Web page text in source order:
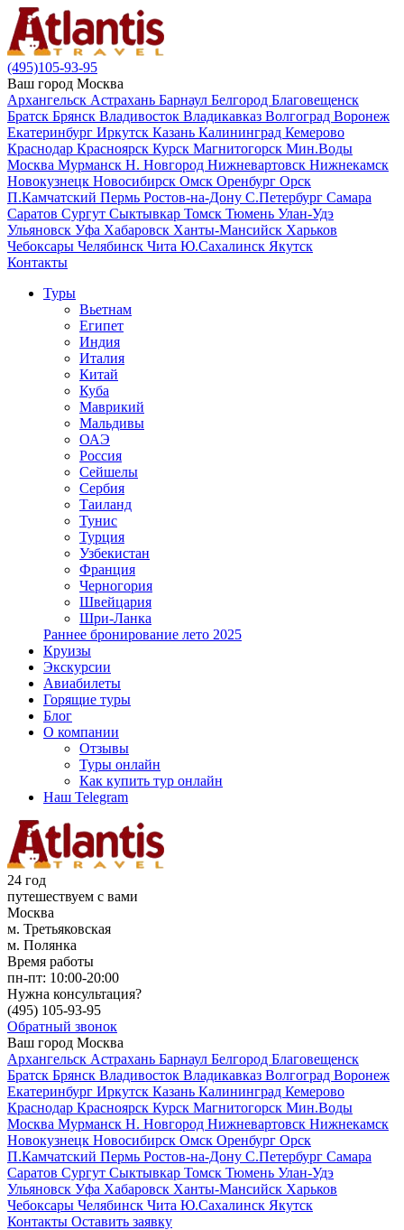
(495)105-93-95
Ваш город Москва
Архангельск Астрахань Барнаул Белгород Благовещенск
Братск Брянск Владивосток Владикавказ Волгоград Воронеж
Екатеринбург Иркутск Казань Калининград Кемерово
Краснодар Красноярск Курск Магнитогорск Мин.Воды
Москва Мурманск Н. Новгород Нижневартовск Нижнекамск
Новокузнецк Новосибирск Омск Оренбург Орск
П.Камчатский Пермь Ростов-на-Дону С.Петербург Самара
Саратов Сургут Сыктывкар Томск Тюмень Улан-Удэ
Ульяновск Уфа Хабаровск Ханты-Мансийск Харьков
Чебоксары Челябинск Чита Ю.Сахалинск Якутск
Контакты
Туры
Вьетнам
Египет
Индия
Италия
Китай
Куба
Маврикий
Мальдивы
ОАЭ
Россия
Сейшелы
Сербия
Таиланд
Тунис
Турция
Узбекистан
Франция
Черногория
Швейцария
Шри-Ланка
Раннее бронирование лето 2025
Круизы
Экскурсии
Авиабилеты
Горящие туры
Блог
О компании
Отзывы
Туры онлайн
Как купить тур онлайн
Наш Telegram
24 год
путешествуем с вами
Москва
м. Третьяковская
м. Полянка
Время работы
пн-пт: 10:00-20:00
Нужна консультация?
(495) 105-93-95
Обратный звонок
Ваш город Москва
Архангельск Астрахань Барнаул Белгород Благовещенск
Братск Брянск Владивосток Владикавказ Волгоград Воронеж
Екатеринбург Иркутск Казань Калининград Кемерово
Краснодар Красноярск Курск Магнитогорск Мин.Воды
Москва Мурманск Н. Новгород Нижневартовск Нижнекамск
Новокузнецк Новосибирск Омск Оренбург Орск
П.Камчатский Пермь Ростов-на-Дону С.Петербург Самара
Саратов Сургут Сыктывкар Томск Тюмень Улан-Удэ
Ульяновск Уфа Хабаровск Ханты-Мансийск Харьков
Чебоксары Челябинск Чита Ю.Сахалинск Якутск
Контакты Оставить заявку